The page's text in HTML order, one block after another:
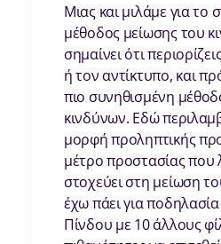
Μιας και μιλάμε για το
μέθοδος μείωσης του
σημαίνει ότι
ή τον αντίκτυπο, και
πιο συνηθισμένη
κινδύνων. Εδώ
μορφή προληπτικής
μέτρο προστασίας
στοχεύει στη μείωση
έχω πάει για
Πίνδου με 10 άλλους